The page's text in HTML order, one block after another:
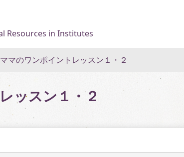
Resources in Institutes
ママのワンポイントレッスン１・２
ッスン１・２